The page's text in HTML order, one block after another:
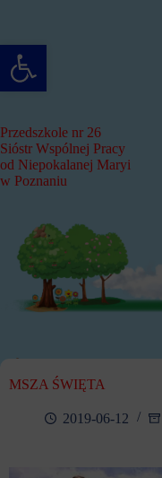
Otwórz pasek narzędzi
Przedszkole nr 26
Sióstr Wspólnej Pracy
od Niepokalanej Maryi
w Poznaniu
MSZA ŚWIĘTA
2019-06-12